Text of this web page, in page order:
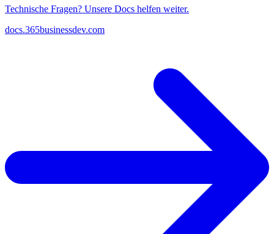
Technische Fragen? Unsere Docs helfen weiter.
docs.365businessdev.com